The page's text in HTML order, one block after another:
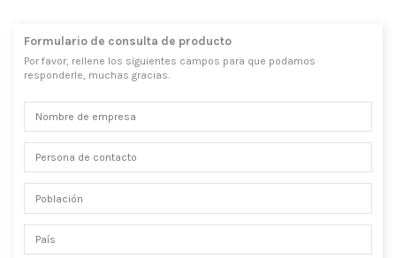
Formulario de consulta de producto
Por favor, rellene los siguientes campos para que podamos
responderle, muchas gracias.